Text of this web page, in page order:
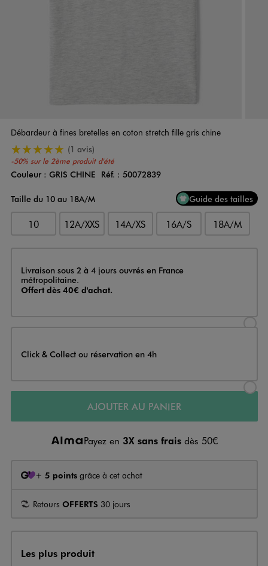
Débardeur à fines bretelles en coton stretch fille gris chine
-50% sur le 2ème produit d'été
5/5 de moyenne(1 avis)
Couleur
Couleur : GRIS CHINE Réf. : 50072839
Taille du 10 au 18A/M
Guide des tailles
10 12A/XXS 14A/XS 16A/S 18A/M
Livraison
Livraison sous 2 à 4 jours ouvrés en France
métropolitaine.
Offert dès 40€ d'achat.
Click & Collect ou réservation en 4h
AJOUTER AU PANIER
Payez en 3X sans frais dès 50€
+ 5 points grâce à cet achat
Retours OFFERTS 30 jours
Les plus produit